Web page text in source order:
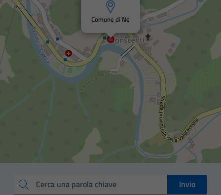
Comune di Ne
Cerca una parola chiave
Invio